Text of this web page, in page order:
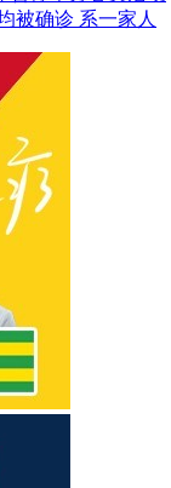
被确诊 系一家人